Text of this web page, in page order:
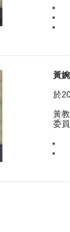
黃
於
黃
委